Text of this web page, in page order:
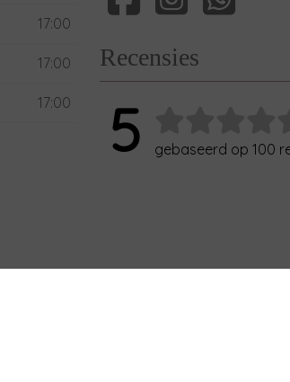
17:00
17:00
17:00
Recensies
5 gebaseerd op 100